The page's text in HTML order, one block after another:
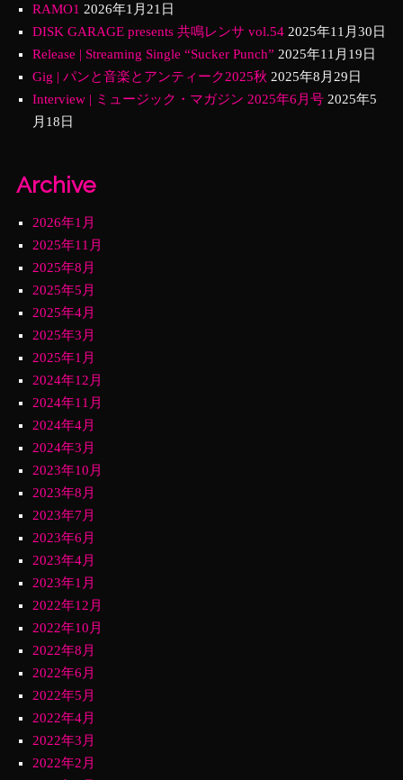
RAMO1 2026年1月21日
DISK GARAGE presents 共鳴レンサ vol.54 2025年11月30日
Release | Streaming Single “Sucker Punch” 2025年11月19日
Gig | パンと音楽とアンティーク2025秋 2025年8月29日
Interview | ミュージック・マガジン 2025年6月号 2025年5
月18日
Archive
2026年1月
2025年11月
2025年8月
2025年5月
2025年4月
2025年3月
2025年1月
2024年12月
2024年11月
2024年4月
2024年3月
2023年10月
2023年8月
2023年7月
2023年6月
2023年4月
2023年1月
2022年12月
2022年10月
2022年8月
2022年6月
2022年5月
2022年4月
2022年3月
2022年2月